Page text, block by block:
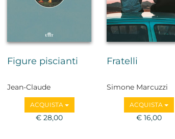
Figure piscianti
Jean-Claude
Lebensztejn
ACQUISTA
€ 28,00
Fratelli
Simone Marcuzzi
ACQUISTA
€ 16,00